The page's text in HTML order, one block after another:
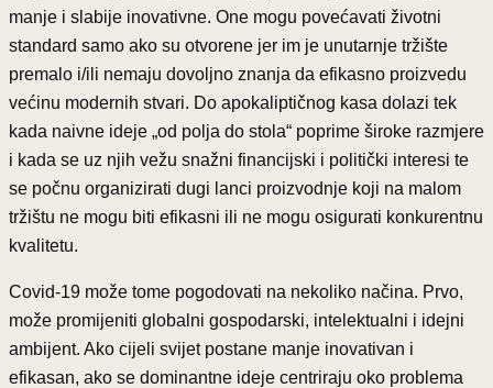
manje i slabije inovativne. One mogu povećavati životni
standard samo ako su otvorene jer im je unutarnje tržište
premalo i/ili nemaju dovoljno znanja da efikasno proizvedu
većinu modernih stvari. Do apokaliptičnog kasa dolazi tek
kada naivne ideje „od polja do stola“ poprime široke razmjere
i kada se uz njih vežu snažni financijski i politički interesi te
se počnu organizirati dugi lanci proizvodnje koji na malom
tržištu ne mogu biti efikasni ili ne mogu osigurati konkurentnu
kvalitetu.
Covid-19 može tome pogodovati na nekoliko načina. Prvo,
može promijeniti globalni gospodarski, intelektualni i idejni
ambijent. Ako cijeli svijet postane manje inovativan i
efikasan, ako se dominantne ideje centriraju oko problema